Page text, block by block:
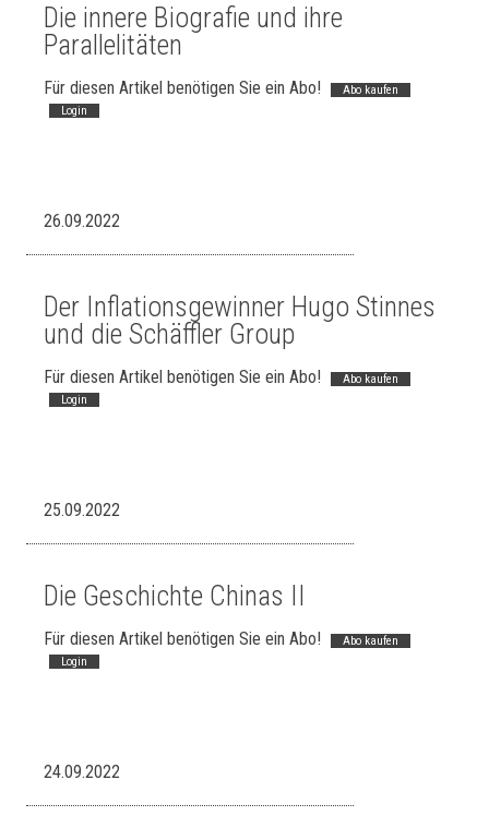
Die innere Biografie und ihre
Parallelitäten
Für diesen Artikel benötigen Sie ein Abo!
Abo kaufen
Login
26.09.2022
Der Inflationsgewinner Hugo Stinnes
und die Schäffler Group
Für diesen Artikel benötigen Sie ein Abo!
Abo kaufen
Login
25.09.2022
Die Geschichte Chinas II
Für diesen Artikel benötigen Sie ein Abo!
Abo kaufen
Login
24.09.2022